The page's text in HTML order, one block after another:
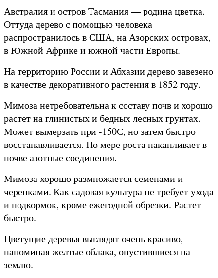
Австралия и остров Тасмания — родина цветка.
Оттуда дерево с помощью человека
распространилось в США, на Азорских островах,
в Южной Африке и южной части Европы.
На территорию России и Абхазии дерево завезено
в качестве декоративного растения в 1852 году.
Мимоза нетребовательна к составу почв и хорошо
растет на глинистых и бедных лесных грунтах.
Может вымерзать при -150С, но затем быстро
восстанавливается. По мере роста накапливает в
почве азотные соединения.
Мимоза хорошо размножается семенами и
черенками. Как садовая культура не требует ухода
и подкормок, кроме ежегодной обрезки. Растет
быстро.
Цветущие деревья выглядят очень красиво,
напоминая желтые облака, опустившиеся на
землю.